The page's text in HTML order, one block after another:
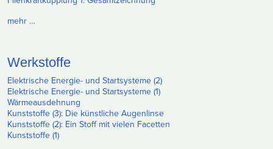
mehr …
Werkstoffe
Elektrische Energie- und Startsysteme (2)
Elektrische Energie- und Startsysteme (1)
Wärmeausdehnung
Kunststoffe (3): Die künstliche Augenlinse
Kunststoffe (2): Ein Stoff mit vielen Facetten
Kunststoffe (1)